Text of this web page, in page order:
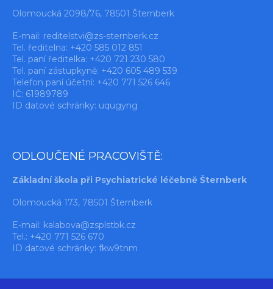
Olomoucká 2098/76, 78501 Šternberk
E-mail: reditelstvi@zs-sternberk.cz
Tel. ředitelna: +420 585 012 851
Tel. paní ředitelka: +420 721 230 580
Tel. paní zástupkyně: +420 605 489 539
Telefon paní účetní: +420 771 526 646
IČ: 61989789
ID datové schránky: uqugyng
ODLOUČENÉ PRACOVIŠTĚ:
Základní škola při Psychiatrické léčebně Šternberk
Olomoucká 173, 78501 Šternberk
E-mail: kalabova@zsplstbk.cz
Tel.: +420 771 526 670
ID datové schránky: fkw9tnm